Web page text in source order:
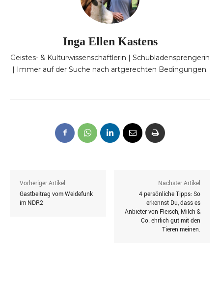
Inga Ellen Kastens
Geistes- & Kulturwissenschaftlerin | Schubladensprengerin
| Immer auf der Suche nach artgerechten Bedingungen.
Vorheriger Artikel
Gastbeitrag vom Weidefunk
im NDR2
Nächster Artikel
4 persönliche Tipps: So
erkennst Du, dass es
Anbieter von Fleisch, Milch &
Co. ehrlich gut mit den
Tieren meinen.